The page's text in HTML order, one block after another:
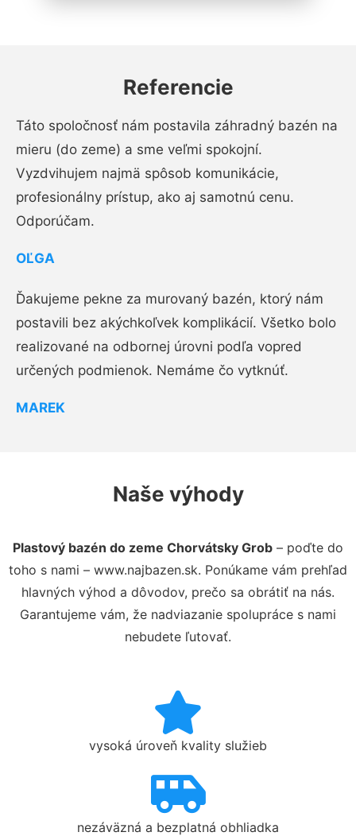
Referencie
Táto spoločnosť nám postavila záhradný bazén na
mieru (do zeme) a sme veľmi spokojní.
Vyzdvihujem najmä spôsob komunikácie,
profesionálny prístup, ako aj samotnú cenu.
Odporúčam.
OĽGA
Ďakujeme pekne za murovaný bazén, ktorý nám
postavili bez akýchkoľvek komplikácií. Všetko bolo
realizované na odbornej úrovni podľa vopred
určených podmienok. Nemáme čo vytknúť.
MAREK
Naše výhody
Plastový bazén do zeme Chorvátsky Grob – poďte do
toho s nami – www.najbazen.sk. Ponúkame vám prehľad
hlavných výhod a dôvodov, prečo sa obrátiť na nás.
Garantujeme vám, že nadviazanie spolupráce s nami
nebudete ľutovať.
vysoká úroveň kvality služieb
nezáväzná a bezplatná obhliadka